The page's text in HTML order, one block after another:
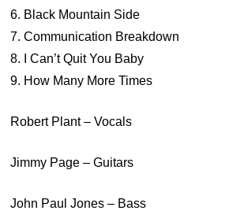
6. Black Mountain Side
7. Communication Breakdown
8. I Can’t Quit You Baby
9. How Many More Times
Robert Plant – Vocals
Jimmy Page – Guitars
John Paul Jones – Bass